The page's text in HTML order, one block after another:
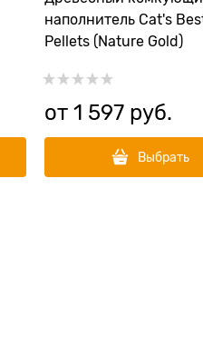
наполнитель Cat's
Pellets (Nature Gold)
от 1 597 руб.
Выбрать